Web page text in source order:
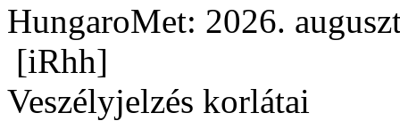
HungaroMet: 2026.
[iRhh]
Veszélyjelzés korlátai